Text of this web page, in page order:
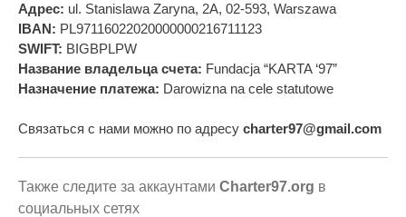
Адрес: ul. Stanislawa Zaryna, 2A, 02-593, Warszawa
IBAN: PL97116022020000000216711123
SWIFT: BIGBPLPW
Название владельца счета: Fundacja “KARTA ‘97”
Назначение платежа: Darowizna na cele statutowe
Связаться с нами можно по адресу charter97@gmail.com
Также следите за аккаунтами Charter97.org в
социальных сетях